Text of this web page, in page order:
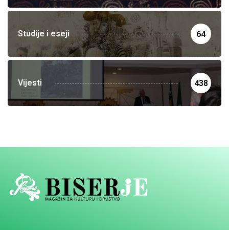
Studije i eseji 64
Vijesti 438